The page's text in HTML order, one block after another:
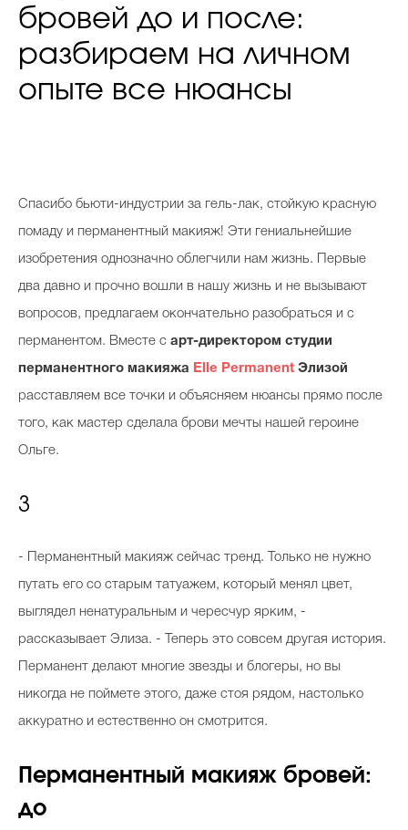
бровей до и после:
разбираем на личном
опыте все нюансы
Спасибо бьюти-индустрии за гель-лак, стойкую красную
помаду и перманентный макияж! Эти гениальнейшие
изобретения однозначно облегчили нам жизнь. Первые
два давно и прочно вошли в нашу жизнь и не вызывают
вопросов, предлагаем окончательно разобраться и с
перманентом. Вместе с арт-директором студии
перманентного макияжа Elle Permanent Элизой
расставляем все точки и объясняем нюансы прямо после
того, как мастер сделала брови мечты нашей героине
Ольге.
3
- Перманентный макияж сейчас тренд. Только не нужно
путать его со старым татуажем, который менял цвет,
выглядел ненатуральным и чересчур ярким, -
рассказывает Элиза. - Теперь это совсем другая история.
Перманент делают многие звезды и блогеры, но вы
никогда не поймете этого, даже стоя рядом, настолько
аккуратно и естественно он смотрится.
Перманентный макияж бровей:
до